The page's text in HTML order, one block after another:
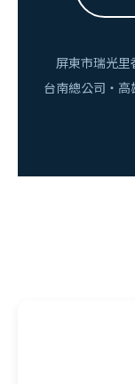
屏東市瑞光
台南總公司・